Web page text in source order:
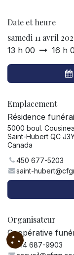
Date et heure
samedi 11 avril
13 h 00 16 h
Emplacement
Résidence
5000 boul.
Saint-Hubert QC
Canada
450 677-5203
saint-
Organisateur
Coopérative
514 687-9903